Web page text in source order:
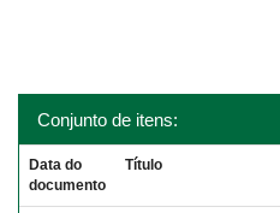
Conjunto de itens:
Data do
documento
Título